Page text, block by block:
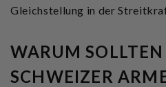
Gleichstellung in der
WARUM
SCHWEIZER